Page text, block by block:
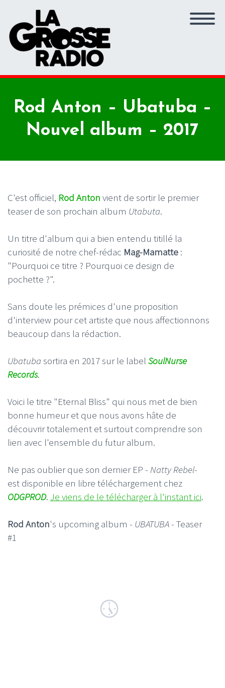
Rod Anton – Ubatuba –
Nouvel album – 2017
C'est officiel, Rod Anton vient de sortir le premier
teaser de son prochain album Utabuta.
Un titre d'album qui a bien entendu titillé la
curiosité de notre chef-rédac Mag-Mamatte :
"Pourquoi ce titre ? Pourquoi ce design de
pochette ?".
Sans doute les prémices d'une proposition
d'interview pour cet artiste que nous affectionnons
beaucoup dans la rédaction.
Ubatuba sortira en 2017 sur le label SoulNurse
Records.
Voici le titre "Eternal Bliss" qui nous met de bien
bonne humeur et que nous avons hâte de
découvrir totalement et surtout comprendre son
lien avec l'ensemble du futur album.
Ne pas oublier que son dernier EP - Natty Rebel-
est disponible en libre téléchargement chez
ODGPROD. Je viens de le télécharger à l'instant ici.
Rod Anton's upcoming album - UBATUBA- Teaser
#1